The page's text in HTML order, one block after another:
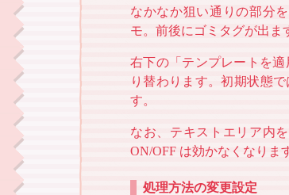
なかなか狙い通りの部分
モ。前後にゴミタグが出ま
右下の「テンプレートを
り替わります。初期状態
す。
なお、テキストエリア内
ON/OFF は効かなくなりま
処理方法の変更設定